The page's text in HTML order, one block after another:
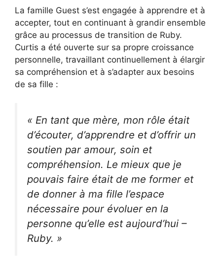
La famille Guest s’est engagée à apprendre et à
accepter, tout en continuant à grandir ensemble
grâce au processus de transition de Ruby.
Curtis a été ouverte sur sa propre croissance
personnelle, travaillant continuellement à élargir
sa compréhension et à s’adapter aux besoins
de sa fille :
« En tant que mère, mon rôle était
d’écouter, d’apprendre et d’offrir un
soutien par amour, soin et
compréhension. Le mieux que je
pouvais faire était de me former et
de donner à ma fille l’espace
nécessaire pour évoluer en la
personne qu’elle est aujourd’hui –
Ruby. »